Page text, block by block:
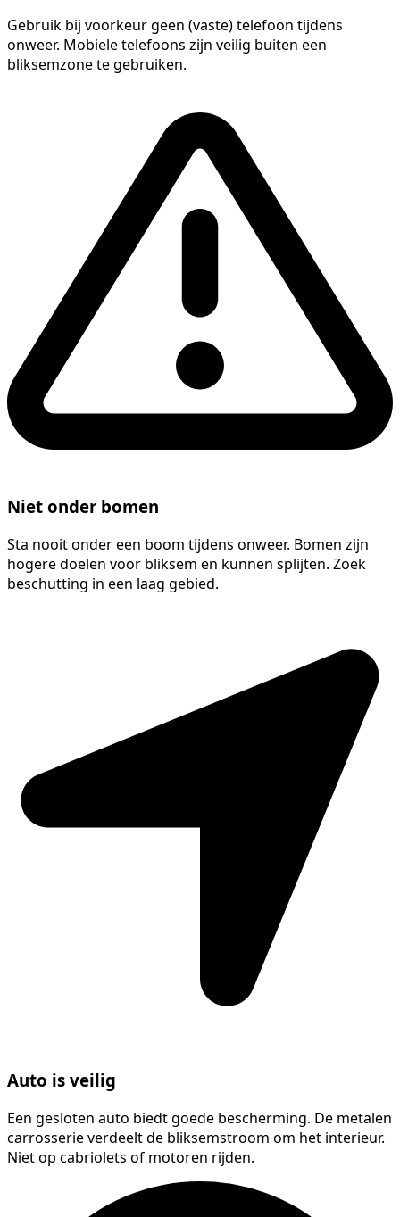
Gebruik bij voorkeur geen (vaste) telefoon tijdens
onweer. Mobiele telefoons zijn veilig buiten een
bliksemzone te gebruiken.
Niet onder bomen
Sta nooit onder een boom tijdens onweer. Bomen zijn
hogere doelen voor bliksem en kunnen splijten. Zoek
beschutting in een laag gebied.
Auto is veilig
Een gesloten auto biedt goede bescherming. De metalen
carrosserie verdeelt de bliksemstroom om het interieur.
Niet op cabriolets of motoren rijden.